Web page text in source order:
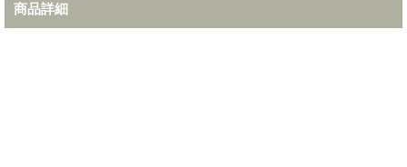
商品詳細